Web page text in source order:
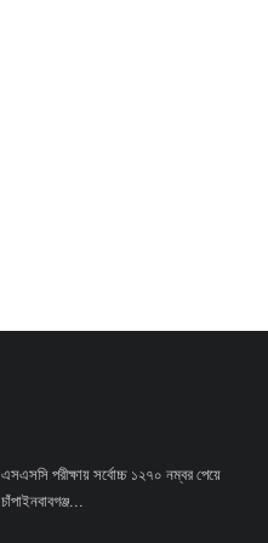
এসএসসি পরীক্ষায় সর্বোচ্চ ১২৭০ নম্বর পেয়ে
চাঁপাইনবাবগঞ্জ...